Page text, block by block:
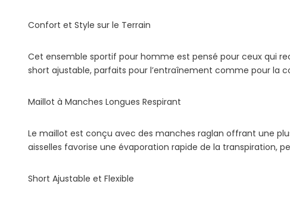
Confort et Style sur le Terrain
Cet ensemble sportif pour homme est pensé pour ceux qui
short ajustable, parfaits pour l’entraînement comme pour la
Maillot à Manches Longues Respirant
Le maillot est conçu avec des manches raglan offrant une
aisselles favorise une évaporation rapide de la transpiration,
Short Ajustable et Flexible